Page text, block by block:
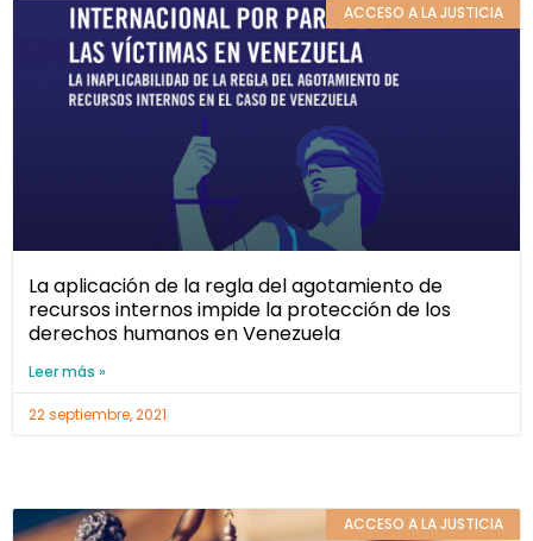
ACCESO A LA JUSTICIA
La aplicación de la regla del agotamiento de
recursos internos impide la protección de los
derechos humanos en Venezuela
Leer más »
22 septiembre, 2021
ACCESO A LA JUSTICIA